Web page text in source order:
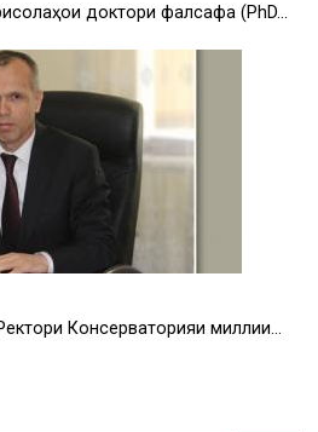
доктори фалсафа (PhD…
Консерваторияи миллии…